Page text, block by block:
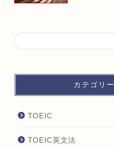
カテゴリー
TOEIC
TOEIC英文法